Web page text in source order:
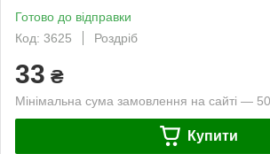
Готово до відправки
Код: 3625
Роздріб
33 ₴
Мінімальна сума замовлення на сайті —
Купити